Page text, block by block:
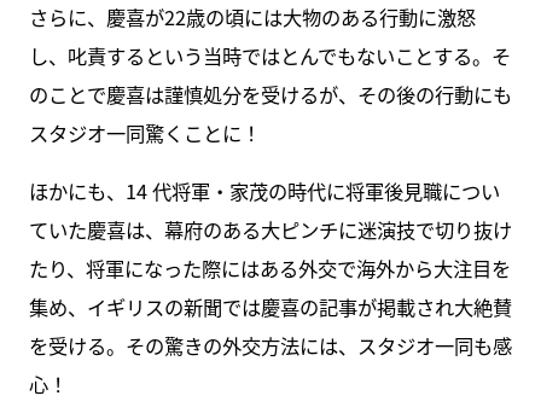
さらに、慶喜が22歳の頃には大物のある行動に激怒
し、叱責するという当時ではとんでもないことする。そ
のことで慶喜は謹慎処分を受けるが、その後の行動にも
スタジオ一同驚くことに！
ほかにも、14 代将軍・家茂の時代に将軍後見職につい
ていた慶喜は、幕府のある大ピンチに迷演技で切り抜け
たり、将軍になった際にはある外交で海外から大注目を
集め、イギリスの新聞では慶喜の記事が掲載され大絶賛
を受ける。その驚きの外交方法には、スタジオ一同も感
心！